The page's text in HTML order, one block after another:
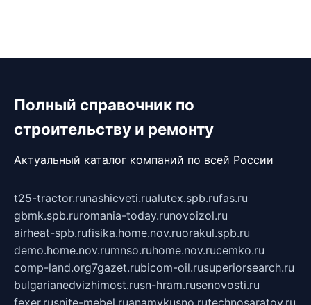
Полный справочник по
строительству и ремонту
Актуальный каталог компаний по всей России
t25-tractor.runashicveti.rualutex.spb.rufas.ru
gbmk.spb.ruromania-today.runovoizol.ru
airheat-spb.rufisika.home.nov.ruorakul.spb.ru
demo.home.nov.rumnso.ruhome.nov.rucemko.ru
comp-land.org7gazet.rubicom-oil.rusuperiorsearch.ru
bulgarianedvizhimost.rusn-hram.rusenovosti.ru
fexer.rusnite-mebel.ruanamvkusno.rutechnosaratov.ru